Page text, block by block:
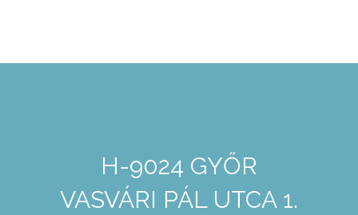
H-9024 GYŐR
VASVÁRI PÁL UTCA 1.